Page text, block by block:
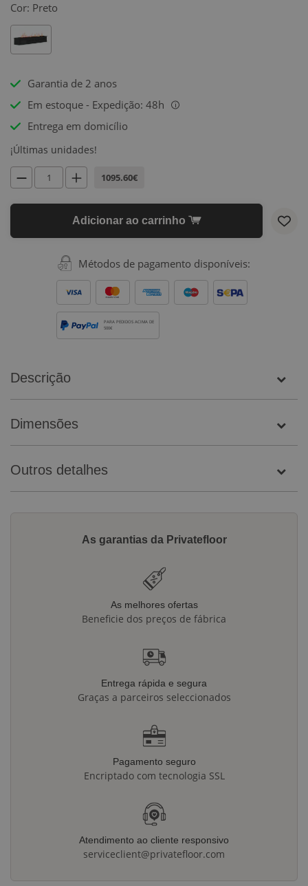
Cor: Preto
Garantia de 2 anos
Em estoque - Expedição: 48h
i
Entrega em domicílio
¡Últimas unidades!
1095.60€
Adicionar ao carrinho
Métodos de pagamento disponíveis:
PARA PEDIDOS ACIMA DE
500€
Descrição
Dimensões
Outros detalhes
As garantias da Privatefloor
As melhores ofertas
Beneficie dos preços de fábrica
Entrega rápida e segura
Graças a parceiros seleccionados
Pagamento seguro
Encriptado com tecnologia SSL
Atendimento ao cliente responsivo
serviceclient@privatefloor.com